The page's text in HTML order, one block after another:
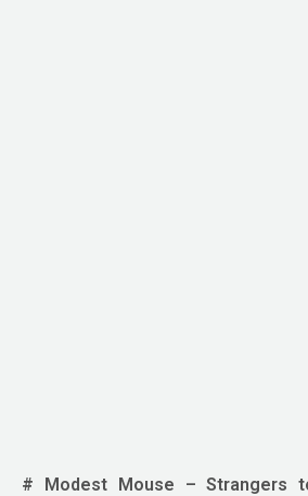
# Modest Mouse – Strangers